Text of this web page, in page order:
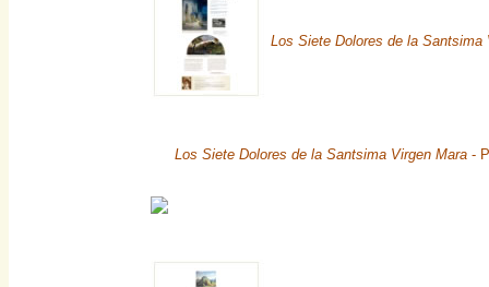
Los Siete Dolores de la Santsima
Los Siete Dolores de la Santsima Virgen Mara -